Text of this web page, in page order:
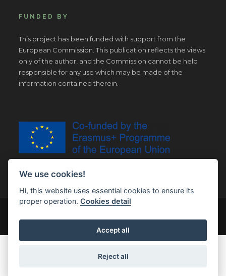
FUNDED BY
This project has been funded with support from the
European Commission. This publication reflects the views
only of the author, and the Commission cannot be held
responsible for any use which may be made of the
information contained therein.
We use cookies!
Hi, this website uses essential cookies to ensure its
proper operation.Cookies detail
Accept all
Reject all